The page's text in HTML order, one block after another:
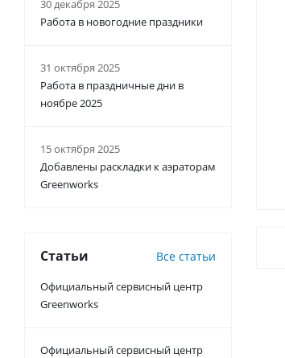
30 декабря 2025
Работа в новогодние праздники
31 октября 2025
Работа в праздничные дни в
ноябре 2025
15 октября 2025
Добавлены раскладки к аэраторам
Greenworks
Статьи Все статьи
Официальный сервисный центр
Greenworks
Официальный сервисный центр